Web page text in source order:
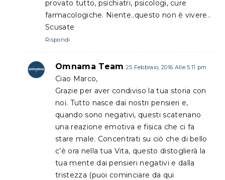
provato tutto, psichiatri, psicologi, cure
farmacologiche. Niente..questo non è vivere..
Scusate
Rispondi
Omnama Team 25 Febbraio, 2016 Alle 5:11 pm
Ciao Marco,
Grazie per aver condiviso la tua storia con
noi. Tutto nasce dai nostri pensieri e,
quando sono negativi, questi scatenano
una reazione emotiva e fisica che ci fa
stare male. Concentrati su ciò che di bello
c’è ora nella tua Vita, questo distoglierà la
tua mente dai pensieri negativi e dalla
tristezza (puoi cominciare da qui